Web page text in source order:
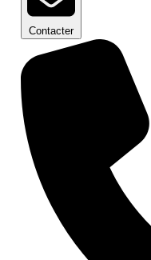
Contacter